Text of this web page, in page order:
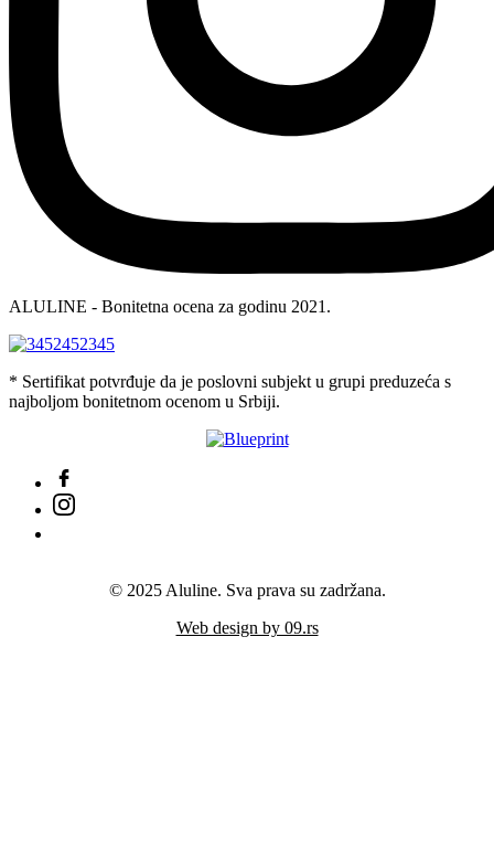
ALULINE - Bonitetna ocena za godinu 2021.
* Sertifikat potvrđuje da je poslovni subjekt u grupi preduzeća s
najboljom bonitetnom ocenom u Srbiji.
© 2025 Aluline. Sva prava su zadržana.
Web design by 09.rs